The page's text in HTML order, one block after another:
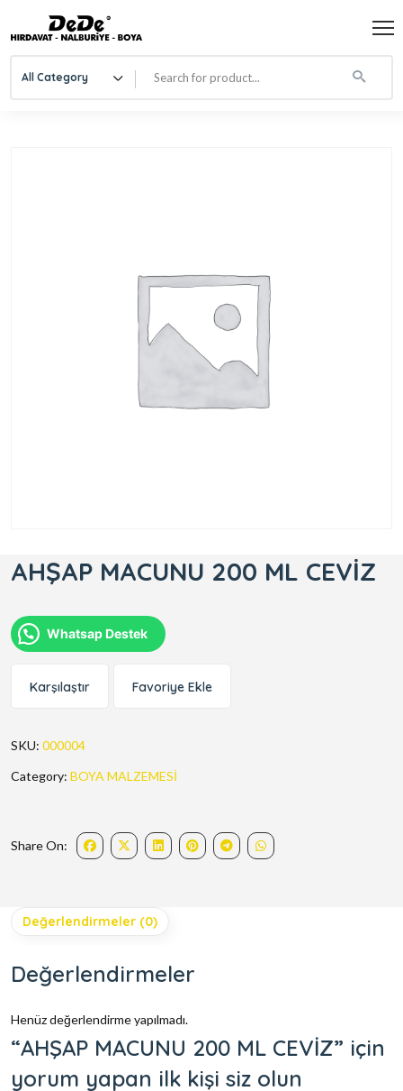
All Category
AHŞAP MACUNU 200 ML CEVİZ
Whatsap Destek
Karşılaştır Favoriye Ekle
SKU: 000004
Category: BOYA MALZEMESİ
Share On:
Değerlendirmeler (0)
Değerlendirmeler
Henüz değerlendirme yapılmadı.
“AHŞAP MACUNU 200 ML CEVİZ” için
yorum yapan ilk kişi siz olun